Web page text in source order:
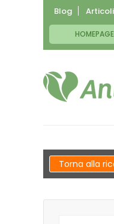
Blog Articoli
HOMEPAGE
Torna alla